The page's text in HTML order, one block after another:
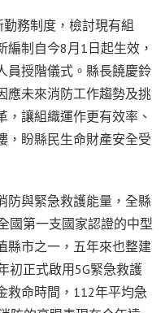
務制度，檢討現有組
制自今8月1日起生效，
員授階儀式。縣長饒慶鈴
應未來消防工作趨勢及挑
讓組織運作更有效率、
，盼縣民生命財產安全受
防與緊急救護能量，全縣
國第一支國家認證的中型
縣市之一，五年來也整建
初正式啟用5G緊急救護
救命時間，112年平均急